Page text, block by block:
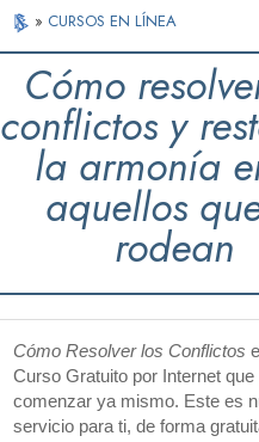
» CURSOS EN LÍNEA
Cómo
conflictos y
la armonía
aquellos
rodean
Cómo Resolver los Conflictos
Curso Gratuito por Internet que
comenzar ya mismo. Este es
servicio para ti, de forma